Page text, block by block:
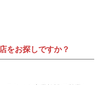
をお探しですか？